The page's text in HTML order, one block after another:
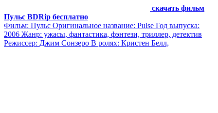
скачать фильм
Пульс BDRip бесплатно
Фильм: Пульс Оригинальное название: Pulse Год выпуска:
2006 Жанр: ужасы, фантастика, фэнтези, триллер, детектив
Режиссер: Джим Сонзеро В ролях: Кристен Белл,